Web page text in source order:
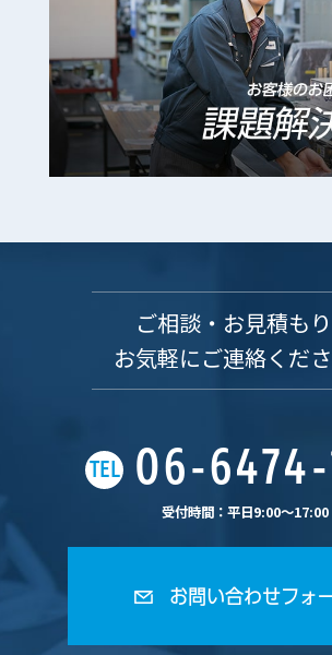
ご相談・お見積も
お気軽にご連絡くださ
TEL 06-6474-
受付時間：平日9:00〜17:00
お問い合わせフォ